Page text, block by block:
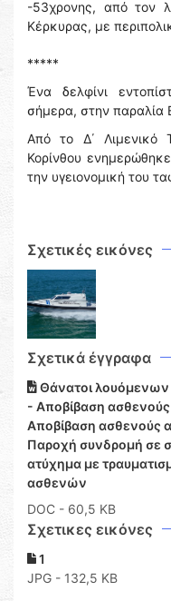
-53χρονης, από τον
Κέρκυρας, με
*****
Ένα δελφίνι
σήμερα, στην παραλία
Από το Δ΄ Λιμενικό
Κορίνθου
την υγειονομική του
Σχετικές εικόνες
Σχετικά έγγραφα
Θάνατοι λουόμενων
- Αποβίβαση
Αποβίβαση ασθενούς
Παροχή συνδρομή σε
ατύχημα με
ασθενών
DOC - 60,5 KB
Σχετικες εικόνες
1
JPG - 132,5 KB